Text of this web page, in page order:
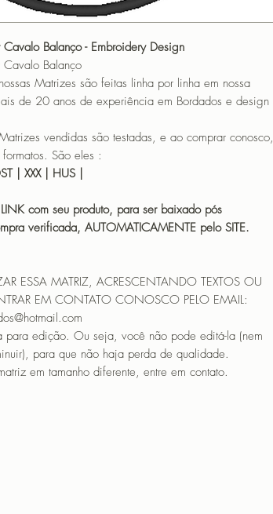
Balanço - Embroidery Design
Balanço
Matrizes são feitas linha por linha em nossa
de 20 anos de experiência em Bordados e design
vendidas são testadas, e ao comprar conosco,
São eles :
| XXX | HUS |
com seu produto, para ser baixado pós
verificada, AUTOMATICAMENTE pelo SITE.
ESSA MATRIZ, ACRESCENTANDO TEXTOS OU
EM CONTATO CONOSCO PELO EMAIL:
para edição. Ou seja, você não pode editá-la (nem
para que não haja perda de qualidade.
em tamanho diferente, entre em contato.